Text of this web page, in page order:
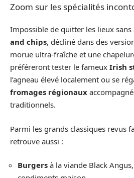
Zoom sur les spécialités
Impossible de quitter les lieux
and chips, décliné dans des
morue ultra-fraîche et une
préféreront tester le fameux Irish
l’agneau élevé localement ou se
fromages régionaux
traditionnels.
Parmi les grands classiques revus
retrouve aussi :
Burgers à la viande Black